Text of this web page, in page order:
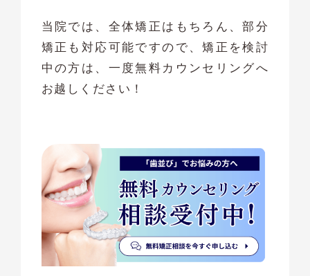
当院では、全体矯正はもちろん、部分
矯正も対応可能ですので、矯正を検討
中の方は、一度無料カウンセリングへ
お越しください！